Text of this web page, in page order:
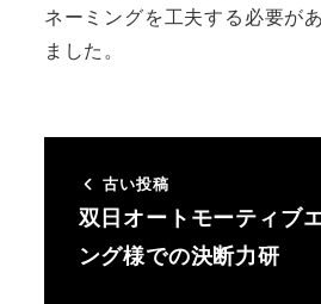
ネーミングを工夫する必要が
ました。
古い投稿
双日オートモーティブ
ング様での決断力研